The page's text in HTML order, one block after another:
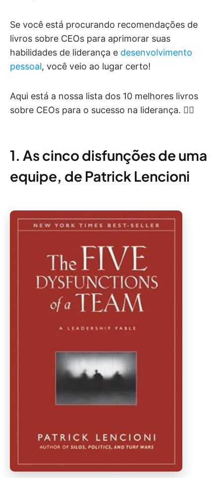
Se você está procurando recomendações de
livros sobre CEOs para aprimorar suas
habilidades de liderança e desenvolvimento
pessoal, você veio ao lugar certo!
Aqui está a nossa lista dos 10 melhores livros
sobre CEOs para o sucesso na liderança. ✍🏻
1. As cinco disfunções de uma
equipe, de Patrick Lencioni